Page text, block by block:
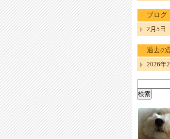
ブログ
2月5日
過去の
2026年
索: